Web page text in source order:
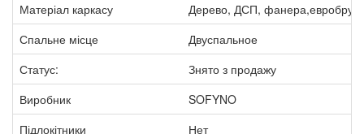
Матеріал каркасу
Дерево, ДСП, фанера,евробрус
Спальне місце
Двуспальное
Статус:
Знято з продажу
Виробник
SOFYNO
Підлокітники
Нет